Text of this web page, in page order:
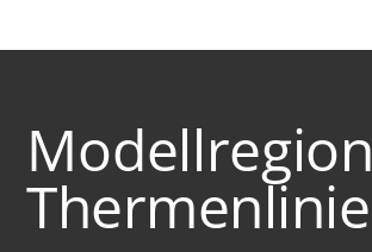
Modellregion
Thermenlinie